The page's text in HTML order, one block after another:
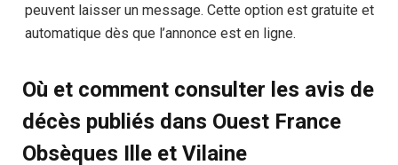
peuvent laisser un message. Cette option est gratuite et
automatique dès que l’annonce est en ligne.
Où et comment consulter les avis de
décès publiés dans Ouest France
Obsèques Ille et Vilaine